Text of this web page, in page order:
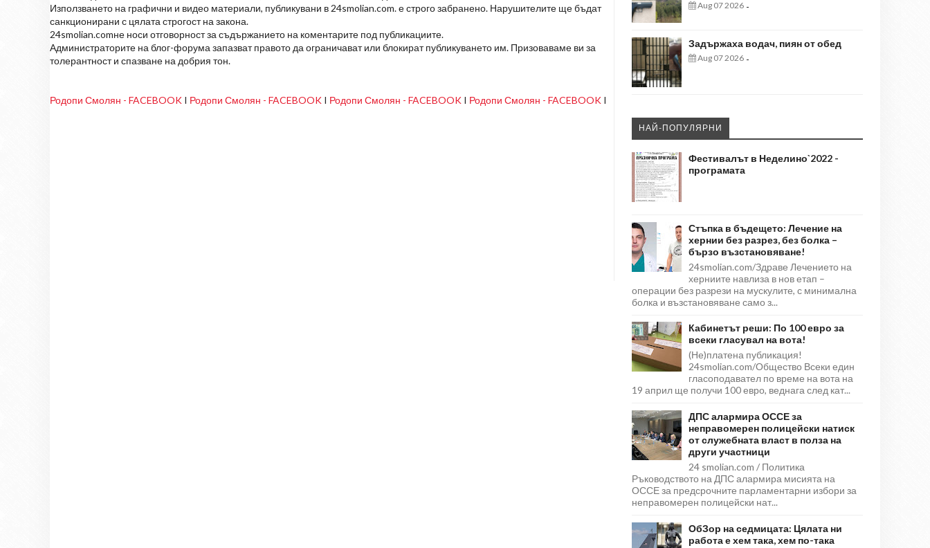
Използването на графични и видео материали, публикувани в 24smolian.com. е строго забранено. Нарушителите ще бъдат
санкционирани с цялата строгост на закона.
24smolian.comне носи отговорност за съдържанието на коментарите под публикациите.
Администраторите на блог-форума запазват правото да ограничават или блокират публикуването им. Призоваваме ви за
толерантност и спазване на добрия тон.
Родопи Смолян - FACEBOOK I Родопи Смолян - FACEBOOK I Родопи Смолян - FACEBOOK I Родопи Смолян - FACEBOOK I
Aug 07 2026 -
Задържаха водач, пиян от обед
Aug 07 2026 -
НАЙ-ПОПУЛЯРНИ
Фестивалът в Неделино`2022 -
програмата
Стъпка в бъдещето: Лечение на
хернии без разрез, без болка –
бързо възстановяване!
24smolian.com/Здраве Лечението на
херниите навлиза в нов етап –
операции без разрези на мускулите, с минимална
болка и възстановяване само з...
Кабинетът реши: По 100 евро за
всеки гласувал на вота!
(Не)платена публикация!
24smolian.com/Общество Всеки един
гласоподавател по време на вота на
19 април ще получи 100 евро, веднага след кат...
ДПС алармира ОССЕ за
неправомерен полицейски натиск
от служебната власт в полза на
други участници
24 smolian.com / Политика
Ръководството на ДПС алармира мисията на
ОССЕ за предсрочните парламентарни избори за
неправомерен полицейски нат...
ОбЗор на седмицата: Цялата ни
работа е хем така, хем по-така